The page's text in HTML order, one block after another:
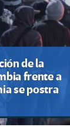
de la
frente a
se postra